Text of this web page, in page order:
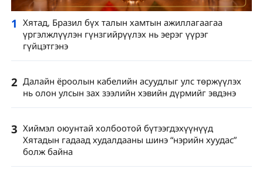
1 Хятад, Бразил бүх талын хамтын ажиллагаагаа
үргэлжлүүлэн гүнзгийрүүлэх нь эерэг үүрэг
гүйцэтгэнэ
2 Далайн ёроолын кабелийн асуудлыг улс төржүүлэх
нь олон улсын зах зээлийн хэвийн дүрмийг эвдэнэ
3 Хиймэл оюунтай холбоотой бүтээгдэхүүнүүд
Хятадын гадаад худалдааны шинэ “нэрийн хуудас”
болж байна